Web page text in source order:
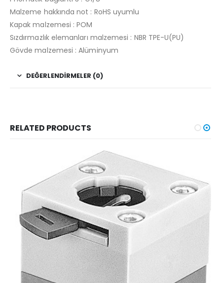
Malzeme hakkında not : RoHS uyumlu
Kapak malzemesi : POM
Sızdırmazlık elemanları malzemesi : NBR TPE-U(PU)
Gövde malzemesi : Alüminyum
DEĞERLENDIRMELER (0)
RELATED PRODUCTS